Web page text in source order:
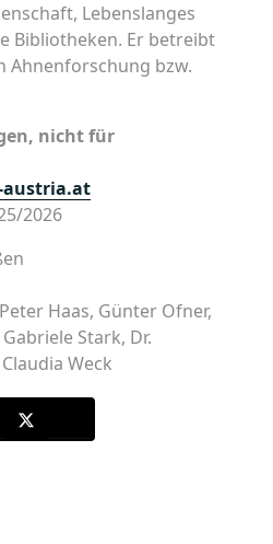
Lebenslanges
Bibliotheken. Er betreibt
Ahnenforschung bzw.
nicht für
austria.at
2026
Haas, Günter Ofner,
Stark, Dr.
Weck